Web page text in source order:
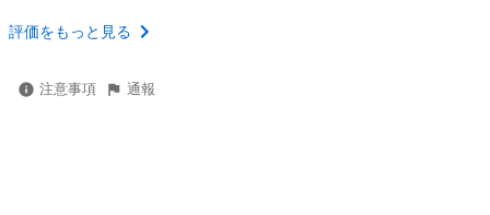
評価をもっと見る
注意事項 通報